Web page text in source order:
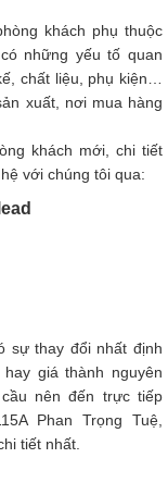
khách phụ thuộc
những yếu tố quan
chất liệu, phụ kiện…
xuất, nơi mua hàng
khách mới, chi tiết
với chúng tôi qua:
sự thay đổi nhất định
giá thành nguyên
nên đến trực tiếp
Phan Trọng Tuệ,
tiết nhất.